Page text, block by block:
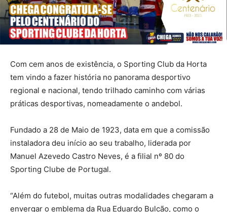
Com cem anos de existência, o Sporting Club da Horta
tem vindo a fazer história no panorama desportivo
regional e nacional, tendo trilhado caminho com várias
práticas desportivas, nomeadamente o andebol.
Fundado a 28 de Maio de 1923, data em que a comissão
instaladora deu início ao seu trabalho, liderada por
Manuel Azevedo Castro Neves, é a filial nº 80 do
Sporting Clube de Portugal.
“Além do futebol, muitas outras modalidades chegaram a
envergar o emblema da Rua Eduardo Bulcão, como o